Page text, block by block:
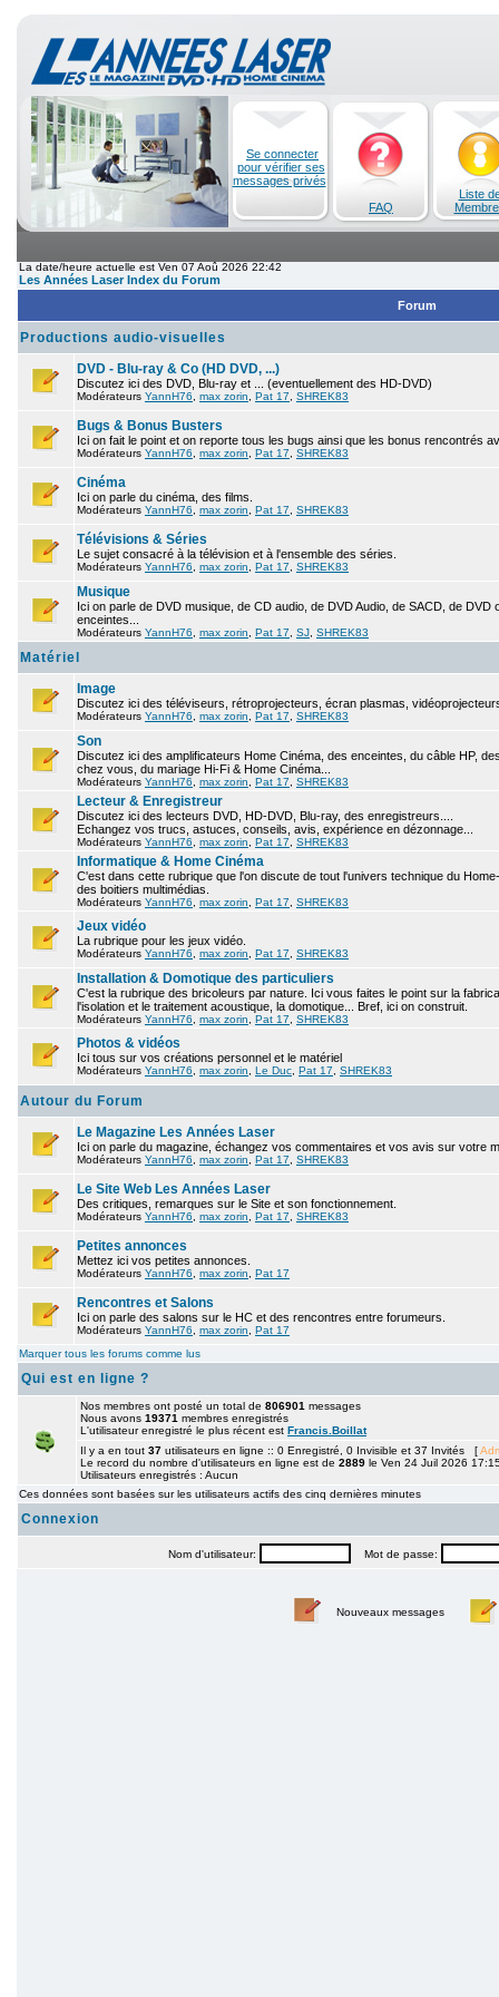
Se connecter
pour vérifier ses
messages privés
FAQ
Liste
La date/heure actuelle est Ven 07 Aoû 2026 22:42
Les Années Laser Index du Forum
Forum
Productions audio-visuelles
DVD - Blu-ray & Co (HD DVD, ...)
Discutez ici des DVD, Blu-ray et ... (eventuellement des HD-DVD)
Modérateurs YannH76 max zorin Pat 17 SHREK83
Bugs & Bonus Busters
Ici on fait le point et on reporte tous les bugs ainsi que les bonus rencontrés
Modérateurs YannH76 max zorin Pat 17 SHREK83
Cinéma
Ici on parle du cinéma, des films.
Modérateurs YannH76 max zorin Pat 17 SHREK83
Télévisions & Séries
Le sujet consacré à la télévision et à l'ensemble des séries.
Modérateurs YannH76 max zorin Pat 17 SHREK83
Musique
Ici on parle de DVD musique, de CD audio, de DVD Audio, de SACD, de
enceintes...
Modérateurs YannH76 max zorin Pat 17 SJ SHREK83
Matériel
Image
Discutez ici des téléviseurs, rétroprojecteurs, écran plasmas,
Modérateurs YannH76 max zorin Pat 17 SHREK83
Son
Discutez ici des amplificateurs Home Cinéma, des enceintes, du câble HP,
chez vous, du mariage Hi-Fi & Home Cinéma...
Modérateurs YannH76 max zorin Pat 17 SHREK83
Lecteur & Enregistreur
Discutez ici des lecteurs DVD, HD-DVD, Blu-ray, des enregistreurs....
Echangez vos trucs, astuces, conseils, avis, expérience en dézonnage...
Modérateurs YannH76 max zorin Pat 17 SHREK83
Informatique & Home Cinéma
C'est dans cette rubrique que l'on discute de tout l'univers technique du
des boitiers multimédias.
Modérateurs YannH76 max zorin Pat 17 SHREK83
Jeux vidéo
La rubrique pour les jeux vidéo.
Modérateurs YannH76 max zorin Pat 17 SHREK83
Installation & Domotique des particuliers
C'est la rubrique des bricoleurs par nature. Ici vous faites le point sur la
l'isolation et le traitement acoustique, la domotique... Bref, ici on construit.
Modérateurs YannH76 max zorin Pat 17 SHREK83
Photos & vidéos
Ici tous sur vos créations personnel et le matériel
Modérateurs YannH76 max zorin Le Duc Pat 17 SHREK83
Autour du Forum
Le Magazine Les Années Laser
Ici on parle du magazine, échangez vos commentaires et vos avis sur votre
Modérateurs YannH76 max zorin Pat 17 SHREK83
Le Site Web Les Années Laser
Des critiques, remarques sur le Site et son fonctionnement.
Modérateurs YannH76 max zorin Pat 17 SHREK83
Petites annonces
Mettez ici vos petites annonces.
Modérateurs YannH76 max zorin Pat 17
Rencontres et Salons
Ici on parle des salons sur le HC et des rencontres entre forumeurs.
Modérateurs YannH76 max zorin
Pat 17
Marquer tous les forums comme lus
Qui est en ligne ?
Nos membres ont posté un total de 806901 messages
Nous avons 19371 membres enregistrés
L'utilisateur enregistré le plus récent est Francis.Boillat
Il y a en tout 37 utilisateurs en ligne :: 0 Enregistré, 0 Invisible et 37 Invités [
Le record du nombre d'utilisateurs en ligne est de 2889 le Ven 24 Juil 2026
Utilisateurs enregistrés : Aucun
Ces données sont basées sur les utilisateurs actifs des cinq dernières minutes
Connexion
Nom d'utilisateur: Mot de passe:
Nouveaux messages